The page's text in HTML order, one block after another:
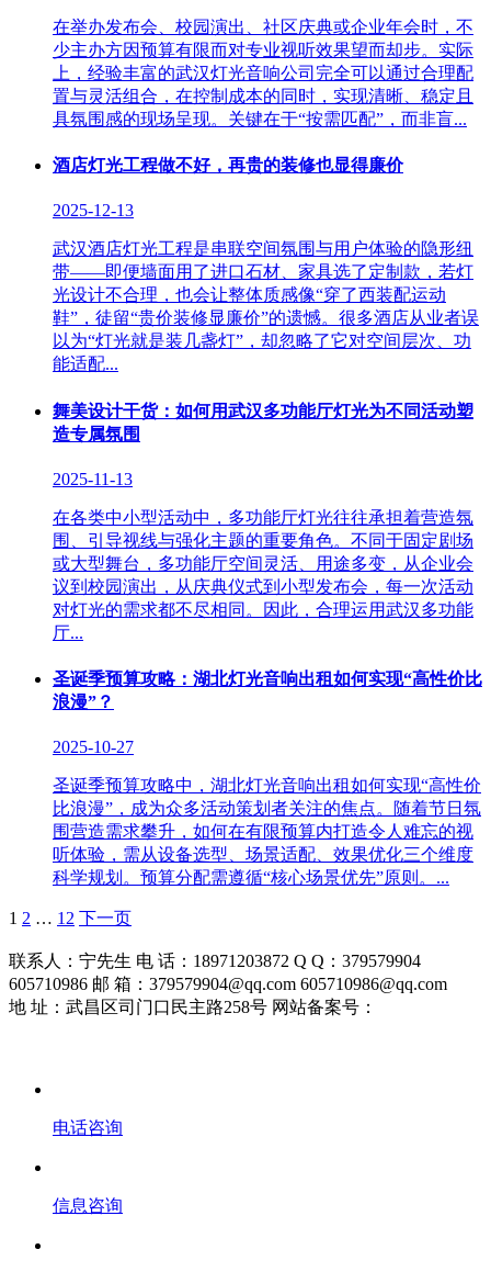
在举办发布会、校园演出、社区庆典或企业年会时，不
少主办方因预算有限而对专业视听效果望而却步。实际
上，经验丰富的武汉灯光音响公司完全可以通过合理配
置与灵活组合，在控制成本的同时，实现清晰、稳定且
具氛围感的现场呈现。关键在于“按需匹配”，而非盲...
酒店灯光工程做不好，再贵的装修也显得廉价
2025-12-13
武汉酒店灯光工程是串联空间氛围与用户体验的隐形纽
带——即便墙面用了进口石材、家具选了定制款，若灯
光设计不合理，也会让整体质感像“穿了西装配运动
鞋”，徒留“贵价装修显廉价”的遗憾。很多酒店从业者误
以为“灯光就是装几盏灯”，却忽略了它对空间层次、功
能适配...
舞美设计干货：如何用武汉多功能厅灯光为不同活动塑
造专属氛围
2025-11-13
在各类中小型活动中，多功能厅灯光往往承担着营造氛
围、引导视线与强化主题的重要角色。不同于固定剧场
或大型舞台，多功能厅空间灵活、用途多变，从企业会
议到校园演出，从庆典仪式到小型发布会，每一次活动
对灯光的需求都不尽相同。因此，合理运用武汉多功能
厅...
圣诞季预算攻略：湖北灯光音响出租如何实现“高性价比
浪漫”？
2025-10-27
圣诞季预算攻略中，湖北灯光音响出租如何实现“高性价
比浪漫”，成为众多活动策划者关注的焦点。随着节日氛
围营造需求攀升，如何在有限预算内打造令人难忘的视
听体验，需从设备选型、场景适配、效果优化三个维度
科学规划。预算分配需遵循“核心场景优先”原则。...
1 2 … 12 下一页
联系人：宁先生 电 话：18971203872 Q Q：379579904
605710986 邮 箱：379579904@qq.com 605710986@qq.com
地 址：武昌区司门口民主路258号 网站备案号：
电话咨询
信息咨询